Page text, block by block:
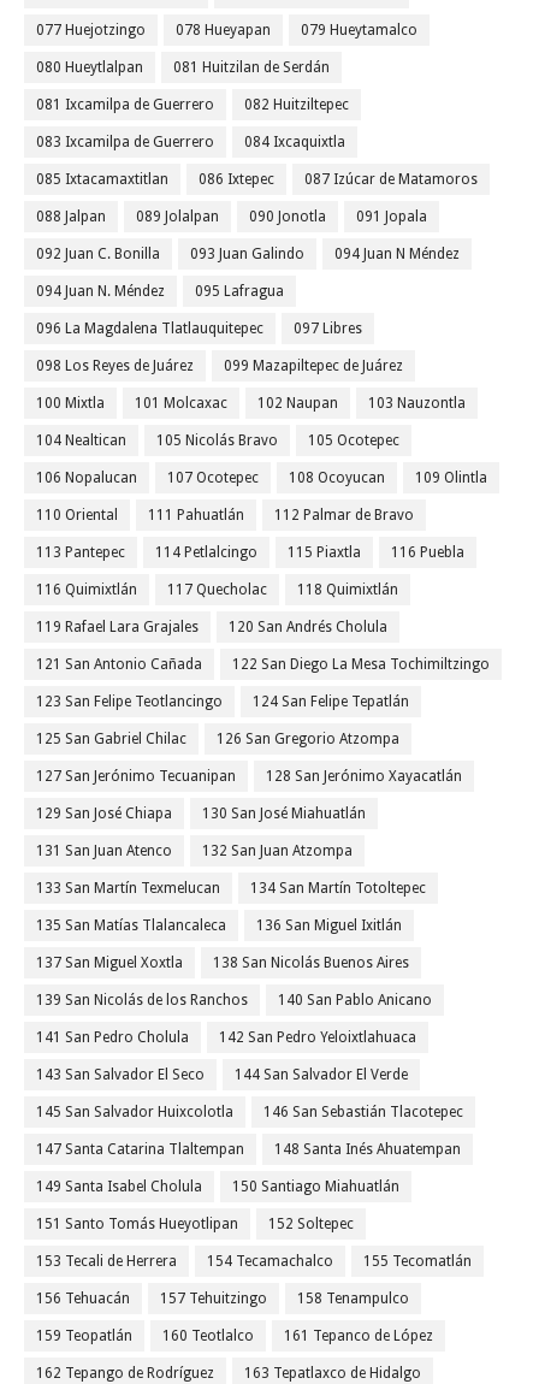
077 Huejotzingo 078 Hueyapan 079 Hueytamalco
080 Hueytlalpan 081 Huitzilan de Serdán
081 Ixcamilpa de Guerrero 082 Huitziltepec
083 Ixcamilpa de Guerrero 084 Ixcaquixtla
085 Ixtacamaxtitlan 086 Ixtepec 087 Izúcar de Matamoros
088 Jalpan 089 Jolalpan 090 Jonotla 091 Jopala
092 Juan C. Bonilla 093 Juan Galindo 094 Juan N Méndez
094 Juan N. Méndez 095 Lafragua
096 La Magdalena Tlatlauquitepec 097 Libres
098 Los Reyes de Juárez 099 Mazapiltepec de Juárez
100 Mixtla 101 Molcaxac 102 Naupan 103 Nauzontla
104 Nealtican 105 Nicolás Bravo 105 Ocotepec
106 Nopalucan 107 Ocotepec 108 Ocoyucan 109 Olintla
110 Oriental 111 Pahuatlán 112 Palmar de Bravo
113 Pantepec 114 Petlalcingo 115 Piaxtla 116 Puebla
116 Quimixtlán 117 Quecholac 118 Quimixtlán
119 Rafael Lara Grajales 120 San Andrés Cholula
121 San Antonio Cañada 122 San Diego La Mesa Tochimiltzingo
123 San Felipe Teotlancingo 124 San Felipe Tepatlán
125 San Gabriel Chilac 126 San Gregorio Atzompa
127 San Jerónimo Tecuanipan 128 San Jerónimo Xayacatlán
129 San José Chiapa 130 San José Miahuatlán
131 San Juan Atenco 132 San Juan Atzompa
133 San Martín Texmelucan 134 San Martín Totoltepec
135 San Matías Tlalancaleca 136 San Miguel Ixitlán
137 San Miguel Xoxtla 138 San Nicolás Buenos Aires
139 San Nicolás de los Ranchos 140 San Pablo Anicano
141 San Pedro Cholula 142 San Pedro Yeloixtlahuaca
143 San Salvador El Seco 144 San Salvador El Verde
145 San Salvador Huixcolotla 146 San Sebastián Tlacotepec
147 Santa Catarina Tlaltempan 148 Santa Inés Ahuatempan
149 Santa Isabel Cholula 150 Santiago Miahuatlán
151 Santo Tomás Hueyotlipan 152 Soltepec
153 Tecali de Herrera 154 Tecamachalco 155 Tecomatlán
156 Tehuacán 157 Tehuitzingo 158 Tenampulco
159 Teopatlán 160 Teotlalco 161 Tepanco de López
162 Tepango de Rodríguez 163 Tepatlaxco de Hidalgo